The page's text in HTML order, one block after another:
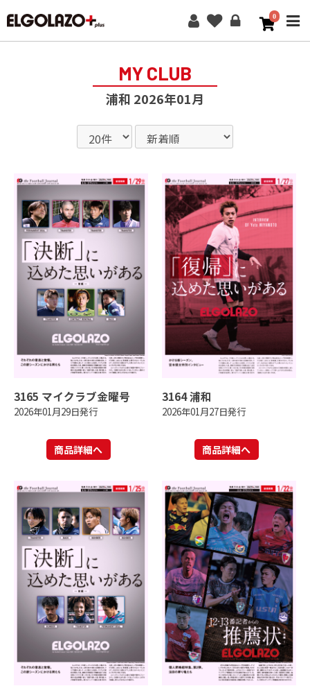
0
MY CLUB
浦和 2026年01月
3165 マイクラブ金曜号
2026年01月29日発行
商品詳細へ
3164 浦和
2026年01月27日発行
商品詳細へ